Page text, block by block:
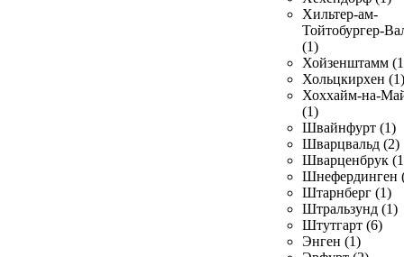
Хильтер-ам-
Тойтобургер-
(1)
Хойзенштамм
Хольцкирхен (1)
Хоххайм-на-
(1)
Швайнфурт (1)
Шварцвальд (2)
Шварценбрук
Шнефердинген
Штарнберг (1)
Штральзунд (1)
Штутгарт (6)
Энген (1)